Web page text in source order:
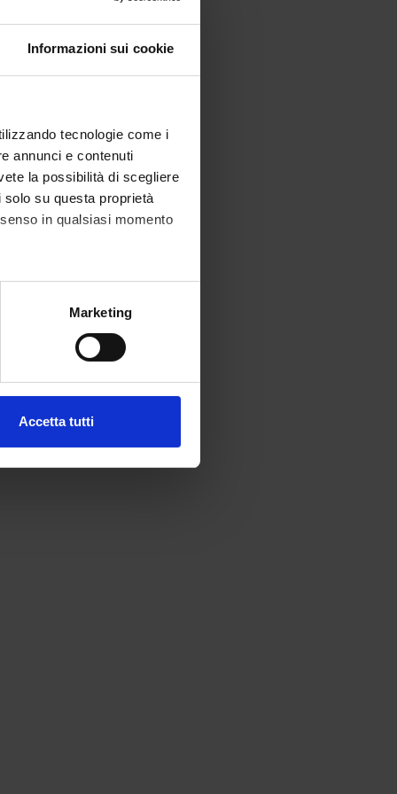
Informazioni sui cookie
tecnologie come i
annunci e contenuti
la possibilità di scegliere
su questa proprietà
in qualsiasi momento
metro,
che hai fornito loro o
Marketing
Accetta tutti
Spettro Autistico di Verona;